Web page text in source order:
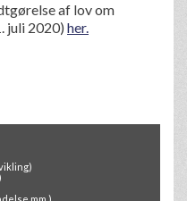
af lov om
juli 2020) her.
mm.)